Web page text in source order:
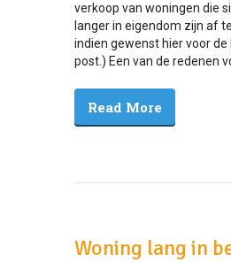
verkoop van woningen die
langer in eigendom zijn af
indien gewenst hier voor
post.) Een van de redenen
Read More
Woning lang in